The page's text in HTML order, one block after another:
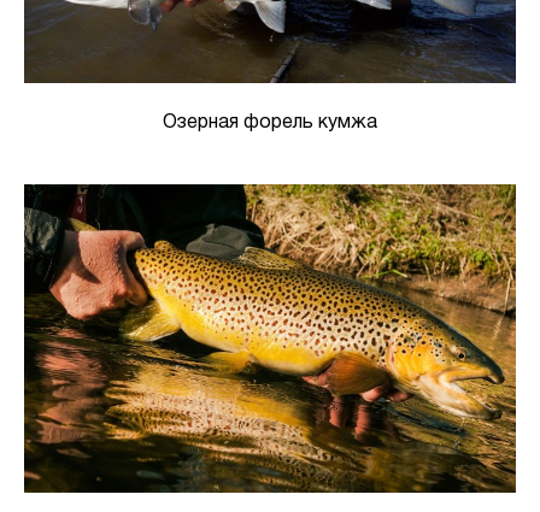
Озерная форель кумжа